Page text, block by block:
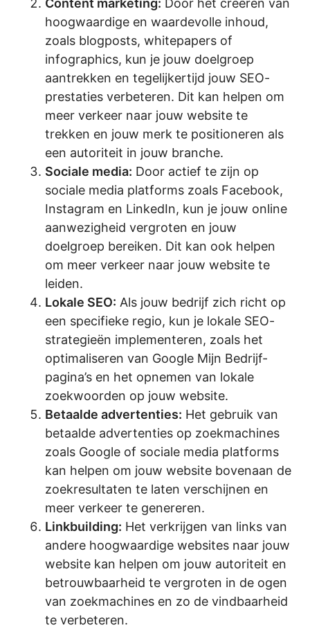
Content marketing: Door het creëren van
hoogwaardige en waardevolle inhoud,
zoals blogposts, whitepapers of
infographics, kun je jouw doelgroep
aantrekken en tegelijkertijd jouw SEO-
prestaties verbeteren. Dit kan helpen om
meer verkeer naar jouw website te
trekken en jouw merk te positioneren als
een autoriteit in jouw branche.
Sociale media: Door actief te zijn op
sociale media platforms zoals Facebook,
Instagram en LinkedIn, kun je jouw online
aanwezigheid vergroten en jouw
doelgroep bereiken. Dit kan ook helpen
om meer verkeer naar jouw website te
leiden.
Lokale SEO: Als jouw bedrijf zich richt op
een specifieke regio, kun je lokale SEO-
strategieën implementeren, zoals het
optimaliseren van Google Mijn Bedrijf-
pagina’s en het opnemen van lokale
zoekwoorden op jouw website.
Betaalde advertenties: Het gebruik van
betaalde advertenties op zoekmachines
zoals Google of sociale media platforms
kan helpen om jouw website bovenaan de
zoekresultaten te laten verschijnen en
meer verkeer te genereren.
Linkbuilding: Het verkrijgen van links van
andere hoogwaardige websites naar jouw
website kan helpen om jouw autoriteit en
betrouwbaarheid te vergroten in de ogen
van zoekmachines en zo de vindbaarheid
te verbeteren.